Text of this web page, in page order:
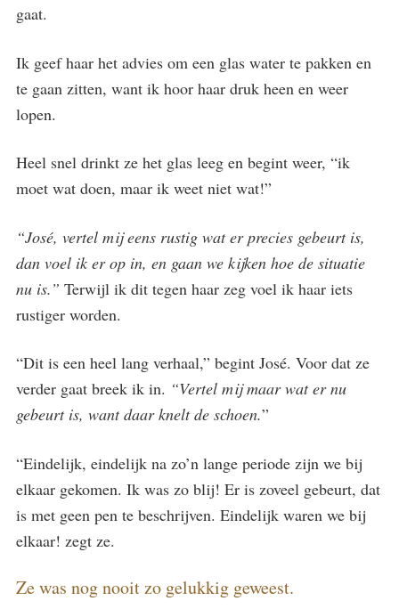
gaat.
Ik geef haar het advies om een glas water te pakken en
te gaan zitten, want ik hoor haar druk heen en weer
lopen.
Heel snel drinkt ze het glas leeg en begint weer, “ik
moet wat doen, maar ik weet niet wat!”
“José, vertel mij eens rustig wat er precies gebeurt is,
dan voel ik er op in, en gaan we kijken hoe de situatie
nu is.” Terwijl ik dit tegen haar zeg voel ik haar iets
rustiger worden.
“Dit is een heel lang verhaal,” begint José. Voor dat ze
verder gaat breek ik in. “Vertel mij maar wat er nu
gebeurt is, want daar knelt de schoen.”
“Eindelijk, eindelijk na zo’n lange periode zijn we bij
elkaar gekomen. Ik was zo blij! Er is zoveel gebeurt, dat
is met geen pen te beschrijven. Eindelijk waren we bij
elkaar! zegt ze.
Ze was nog nooit zo gelukkig geweest.